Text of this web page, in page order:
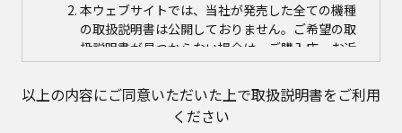
本ウェブサイトでは、当社が発売した全ての機種
の取扱説明書は公開しておりません。ご希望の取
扱説明書が見つからない場合は、ご購入店、お近
くの当社商品の取扱店、または当社サービス会社
に直接お問い合わせの上、ご購入いただきますよ
うお願いいたします。ただし、商品自体の生産中
止などの理由により、当該商品につき取扱説明書
以上の内容にご同意いただいた上で取扱説明書をご利用
ください